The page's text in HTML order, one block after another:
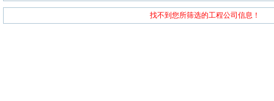
找不到您所筛选的工程公司信息！